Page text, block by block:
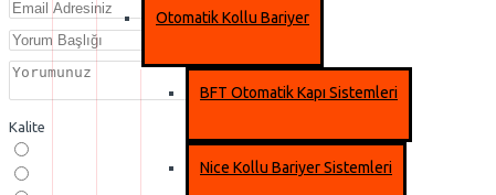
Otomatik Kollu Bariyer
BFT Otomatik Kapı Sistemleri
Nice Kollu Bariyer Sistemleri
Kalite